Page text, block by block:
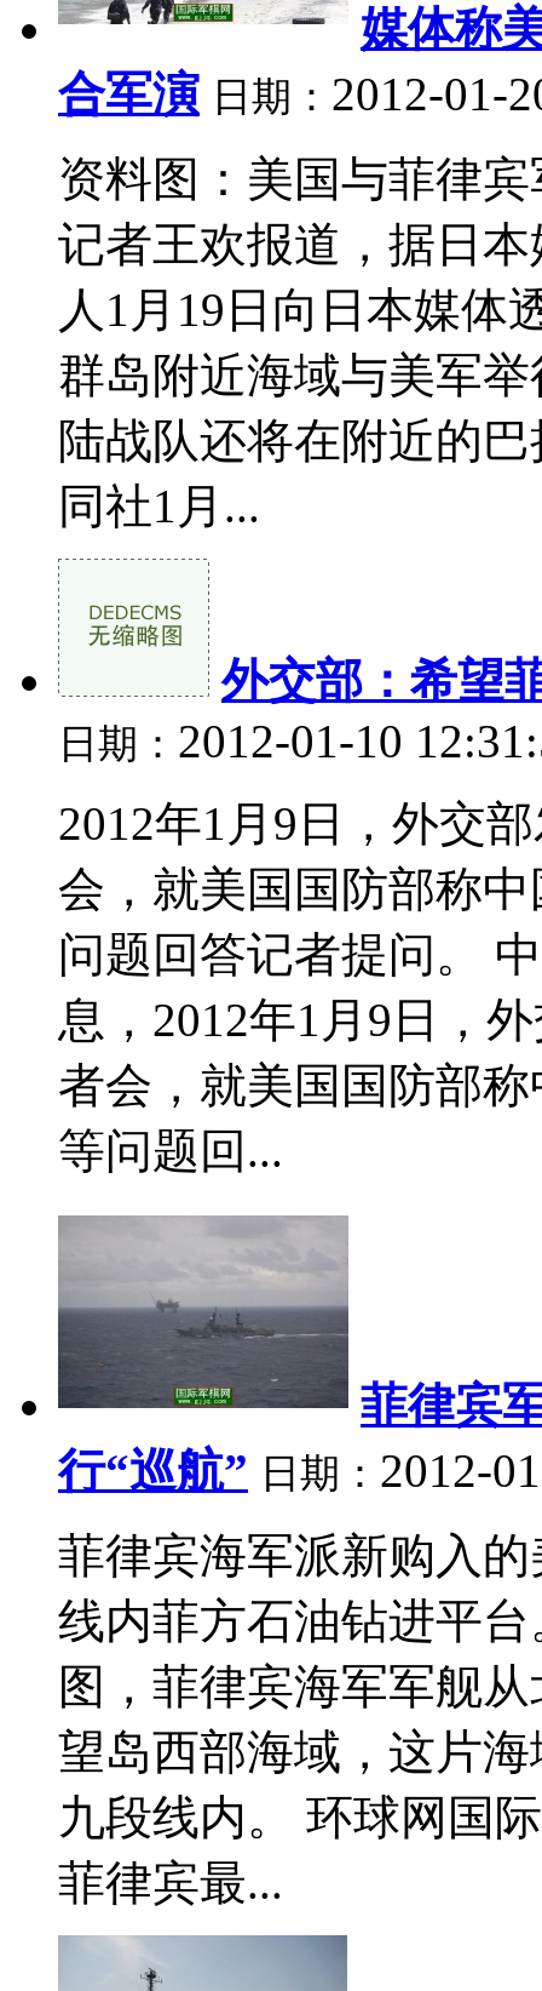
媒体称
合军演 日期： 2012-01-
资料图：美国与菲律
记者王欢报道，据日
人1月19日向日本媒体
群岛附近海域与美军
陆战队还将在附近的
同社1月...
外交部：希望
日期： 2012-01-10
2012年1月9日，外交
会，就美国国防部称
问题回答记者提问。
息，2012年1月9日，
者会，就美国国防部
等问题回...
菲律宾
行“巡航” 日期： 2012-
菲律宾海军派新购入
线内菲方石油钻进平
图，菲律宾海军军舰
望岛西部海域，这片
九段线内。 环球网国
菲律宾最...